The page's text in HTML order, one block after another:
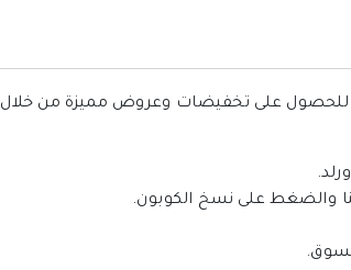
للحصول على تخفيضات وعروض مميزة من خلال
والضغط على نسخ الكوبون.